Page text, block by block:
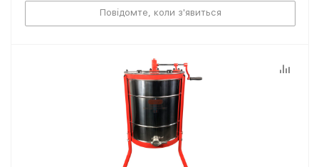
Повідомте, коли з'явиться